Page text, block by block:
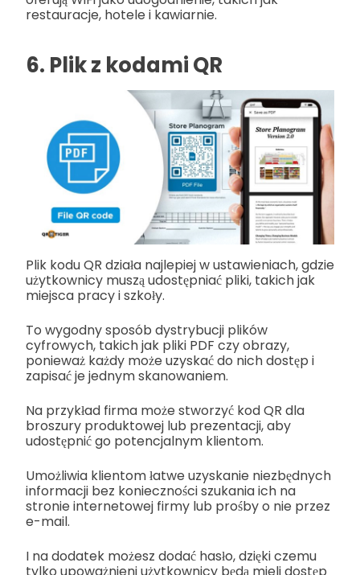
restauracje, hotele i kawiarnie.
6. Plik z kodami QR
Plik kodu QR działa najlepiej w ustawieniach, gdzie
użytkownicy muszą udostępniać pliki, takich jak
miejsca pracy i szkoły.
To wygodny sposób dystrybucji plików
cyfrowych, takich jak pliki PDF czy obrazy,
ponieważ każdy może uzyskać do nich dostęp i
zapisać je jednym skanowaniem.
Na przykład firma może stworzyć kod QR dla
broszury produktowej lub prezentacji, aby
udostępnić go potencjalnym klientom.
Umożliwia klientom łatwe uzyskanie niezbędnych
informacji bez konieczności szukania ich na
stronie internetowej firmy lub prośby o nie przez
e-mail.
I na dodatek możesz dodać hasło, dzięki czemu